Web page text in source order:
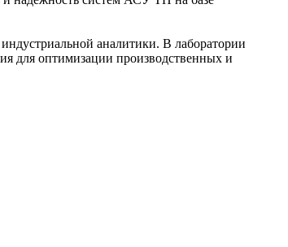
аналитики. В лаборатории
для оптимизации производственных и